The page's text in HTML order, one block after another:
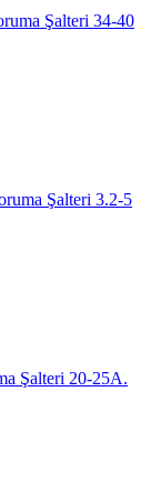
Şalteri 34-40
Şalteri 3.2-5
Şalteri 20-25A.